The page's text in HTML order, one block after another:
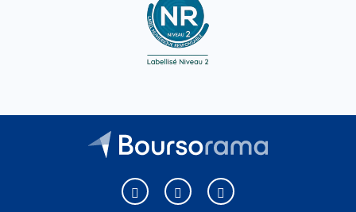
Boursorama sur Facebook
Boursorama sur XBoursorama sur